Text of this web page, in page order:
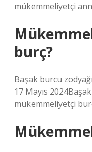
mükemmeliyetçi
burç?
Başak burcu
17 Mayıs
mükemmeliyetçi